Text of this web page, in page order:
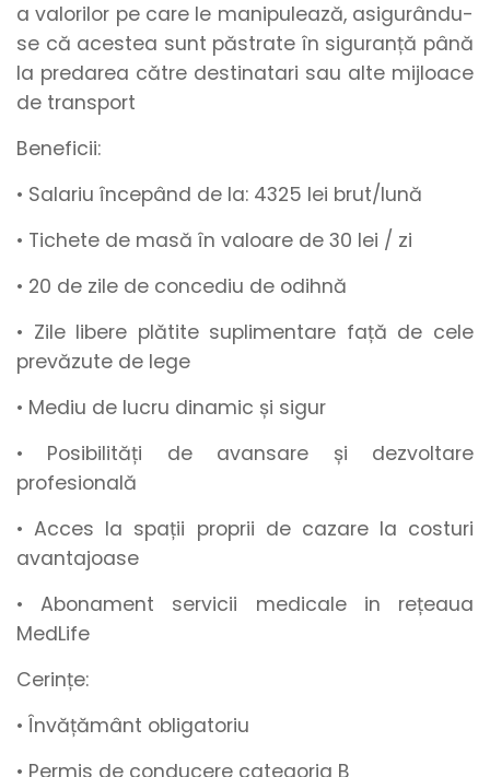
a valorilor pe care le manipulează, asigurându-
se că acestea sunt păstrate în siguranță până
la predarea către destinatari sau alte mijloace
de transport
Beneficii:
• Salariu începând de la: 4325 lei brut/lună
• Tichete de masă în valoare de 30 lei / zi
• 20 de zile de concediu de odihnă
• Zile libere plătite suplimentare față de cele
prevăzute de lege
• Mediu de lucru dinamic și sigur
• Posibilități de avansare și dezvoltare
profesională
• Acces la spații proprii de cazare la costuri
avantajoase
• Abonament servicii medicale in rețeaua
MedLife
Cerințe:
• Învățământ obligatoriu
• Permis de conducere categoria B